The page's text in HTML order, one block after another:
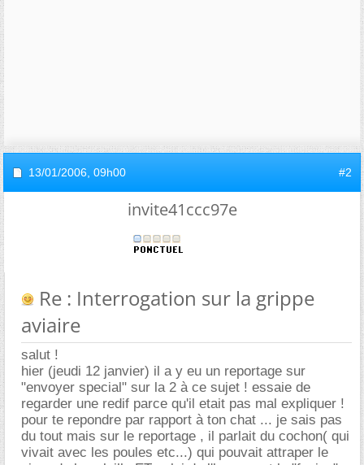
13/01/2006, 09h00 #2
invite41ccc97e
Re : Interrogation sur la grippe
aviaire
salut !
hier (jeudi 12 janvier) il a y eu un reportage sur
"envoyer special" sur la 2 à ce sujet ! essaie de
regarder une redif parce qu'il etait pas mal expliquer !
pour te repondre par rapport à ton chat ... je sais pas
du tout mais sur le reportage , il parlait du cochon( qui
vivait avec les poules etc...) qui pouvait attraper le